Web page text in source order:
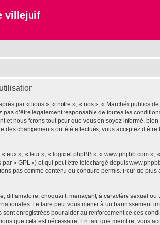
villejuif
par « nous », « notre », « nos », « Marchés publics
d’être légalement responsable de toutes les
et nous ferons tout pour que vous en soyez informé,
changements ont été effectués, vous acceptez
eux », « leur », « logiciel phpBB », « www.phpbb.com
par « GPL ») et qui peut être téléchargé depuis
pas comme contenu ou conduite permis. Pour de
diffamatoire, choquant, menaçant, à caractère sexuel
Le faire peut vous mener à un bannissement
enregistrées pour aider au renforcement de ces
que cela est nécessaire. En tant que membre, vous